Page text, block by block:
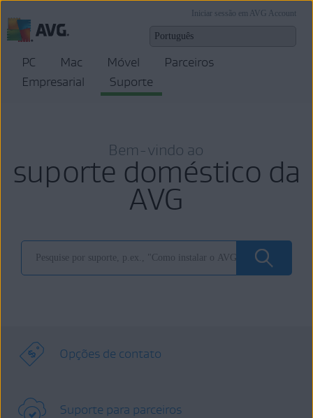
Iniciar sessão em AVG Account
PC Mac Móvel
Parceiros
Empresarial
Suporte
Bem-vindo ao
suporte doméstico da
AVG
Opções de contato
Suporte para parceiros